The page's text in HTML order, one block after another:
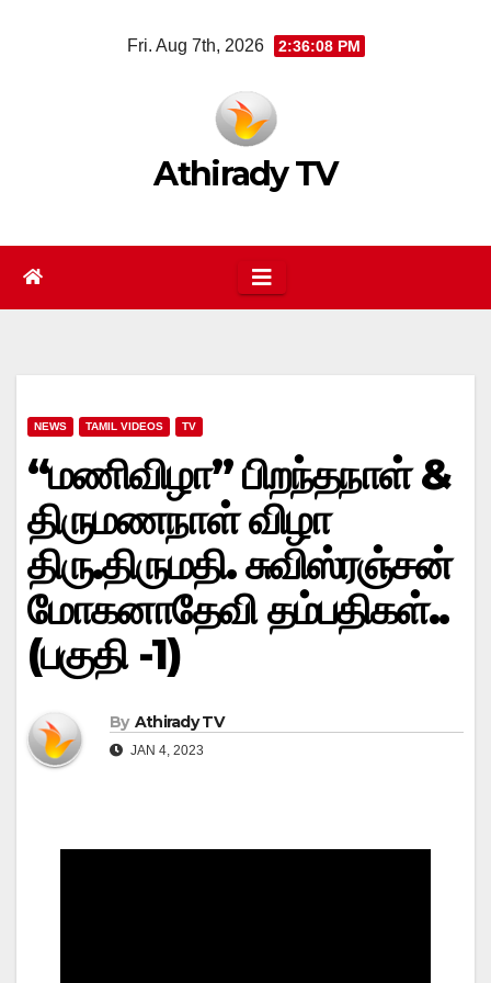
Fri. Aug 7th, 2026 2:36:08 PM
Athirady TV
NEWS TAMIL VIDEOS TV
“மணிவிழா” பிறந்தநாள் &
திருமணநாள் விழா
திரு.திருமதி. சுவிஸ்ரஞ்சன்
மோகனாதேவி தம்பதிகள்..
(பகுதி -1)
By Athirady TV
JAN 4, 2023